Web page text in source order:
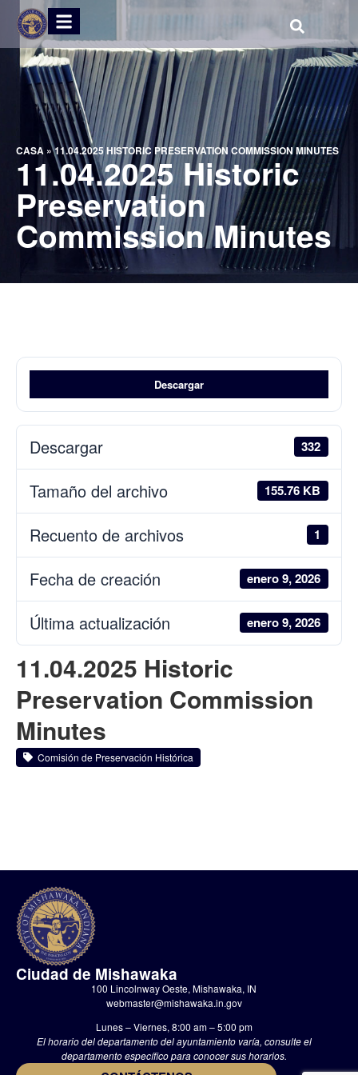
CASA »11.04.2025 HISTORIC PRESERVATION COMMISSION MINUTES
11.04.2025 Historic
Preservation
Commission Minutes
Descargar
Descargar 332
Tamaño del archivo 155.76 KB
Recuento de archivos 1
Fecha de creación enero 9, 2026
Última actualización enero 9, 2026
11.04.2025 Historic
Preservation Commission
Minutes
Comisión de Preservación Histórica
Ciudad de Mishawaka
100 Lincolnway Oeste, Mishawaka, IN
webmaster@mishawaka.in.gov
Lunes – Viernes, 8:00 am – 5:00 pm
El horario del departamento del ayuntamiento varía, consulte el
departamento específico para conocer sus horarios.